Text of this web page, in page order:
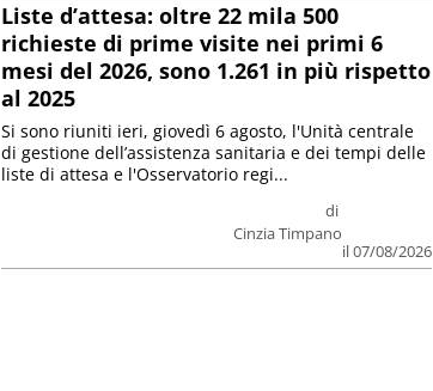
Liste d’attesa: oltre 22 mila 500
richieste di prime visite nei primi 6
mesi del 2026, sono 1.261 in più rispetto
al 2025
di
Cinzia Timpano
il 07/08/2026
Si sono riuniti ieri, giovedì 6 agosto, l'Unità centrale
di gestione dell’assistenza sanitaria e dei tempi delle
liste di attesa e l'Osservatorio regi...